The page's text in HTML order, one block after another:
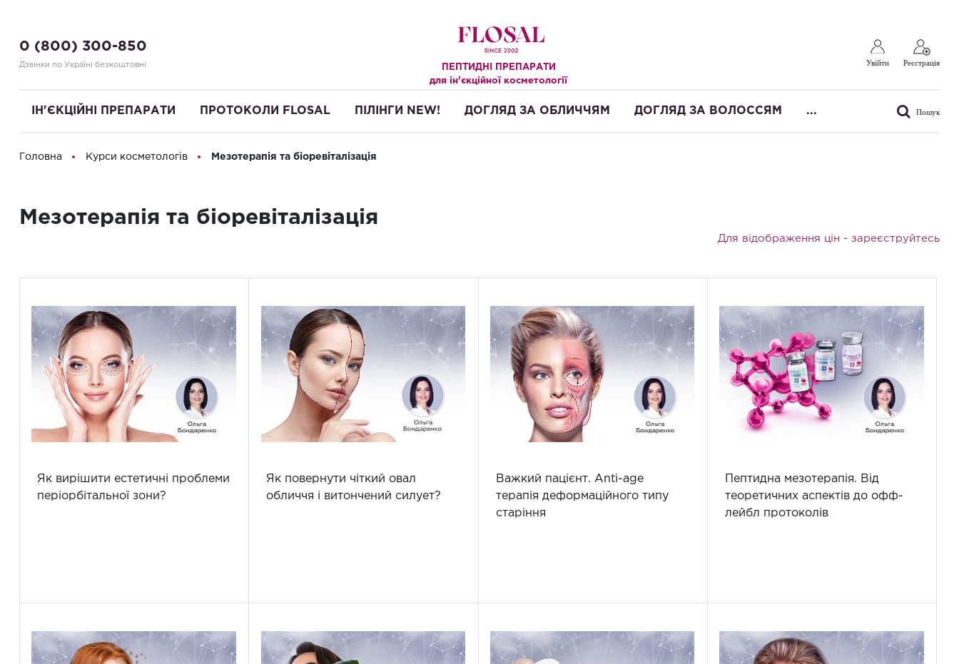
0 (800) 300-850
Дзвінки по Україні безкоштовні
ПЕПТИДНІ ПРЕПАРАТИ
для ін'єкційної косметології
Увійти Реєстрація
ІН'ЄКЦІЙНІ ПРЕПАРАТИ ПРОТОКОЛИ FLOSAL ПІЛІНГИ NEW! ДОГЛЯД ЗА ОБЛИЧЧЯМ ДОГЛЯД ЗА ВОЛОССЯМ ... Пошук
Головна Курси косметологів Мезотерапія та біоревіталізація
Мезотерапія та біоревіталізація
Для відображення цін - зареєструйтесь
Як вирішити естетичні проблеми
періорбітальної зони?
Як повернути чіткий овал
обличчя і витончений силует?
Важкий пацієнт. Аnti-age
терапія деформаційного типу
старіння
Пептидна мезотерапія. Від
теоретичних аспектів до офф-
лейбл протоколів